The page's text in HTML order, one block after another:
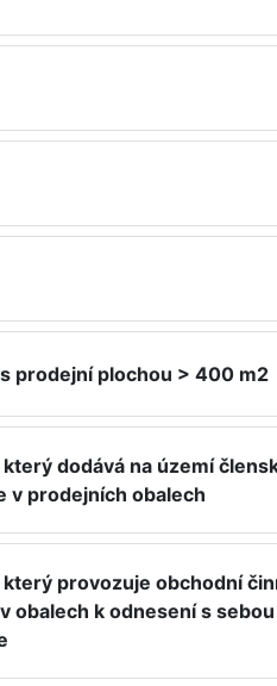
prodejní plochou > 400 m2
dodává na území
v prodejních obalech
provozuje obchodní
obalech k odnesení s